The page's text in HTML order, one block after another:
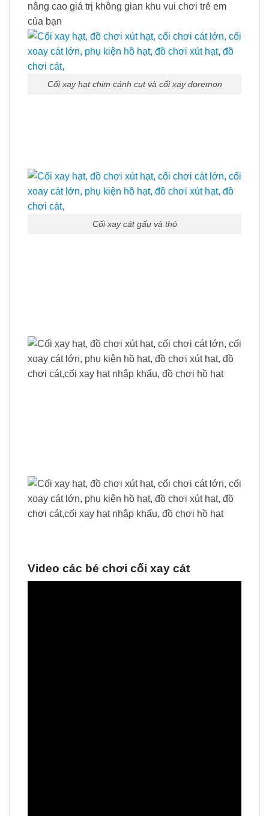
nâng cao giá trị không gian khu vui chơi trẻ em
của bạn
Cối xay hạt chim cánh cụt và cối xay doremon
Cối xay cát gấu và thỏ
Video các bé chơi cối xay cát